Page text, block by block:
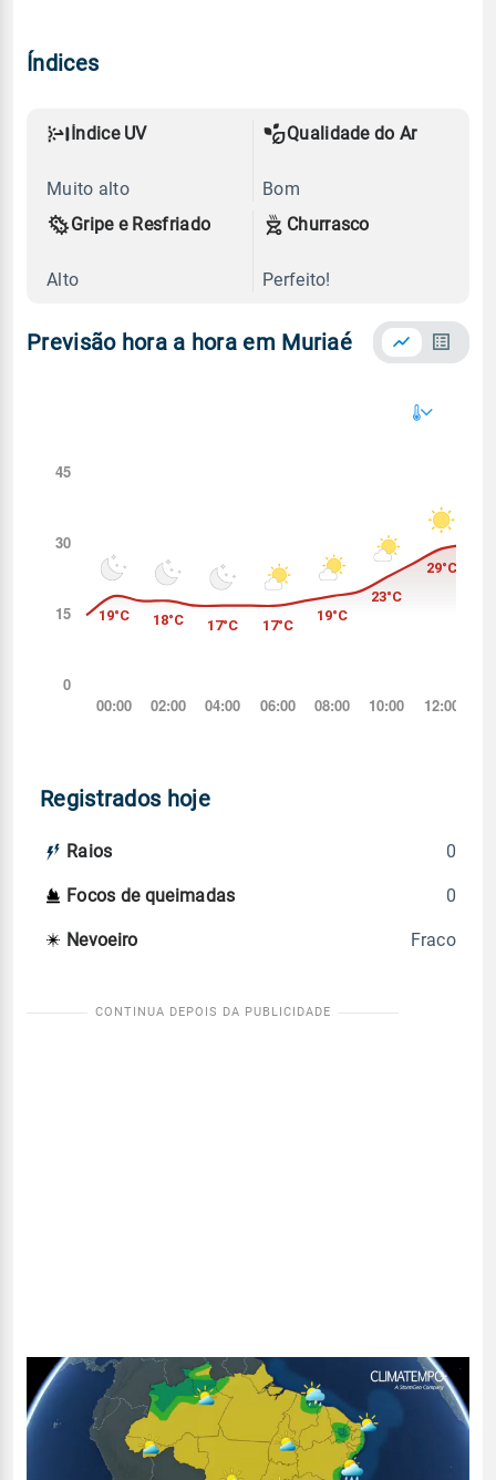
Índices
Índice UV
Muito alto
Qualidade do Ar
Bom
Gripe e Resfriado
Alto
Churrasco
Perfeito!
Previsão hora a hora em Muriaé
Registrados hoje
Raios 0
Focos de queimadas 0
Nevoeiro Fraco